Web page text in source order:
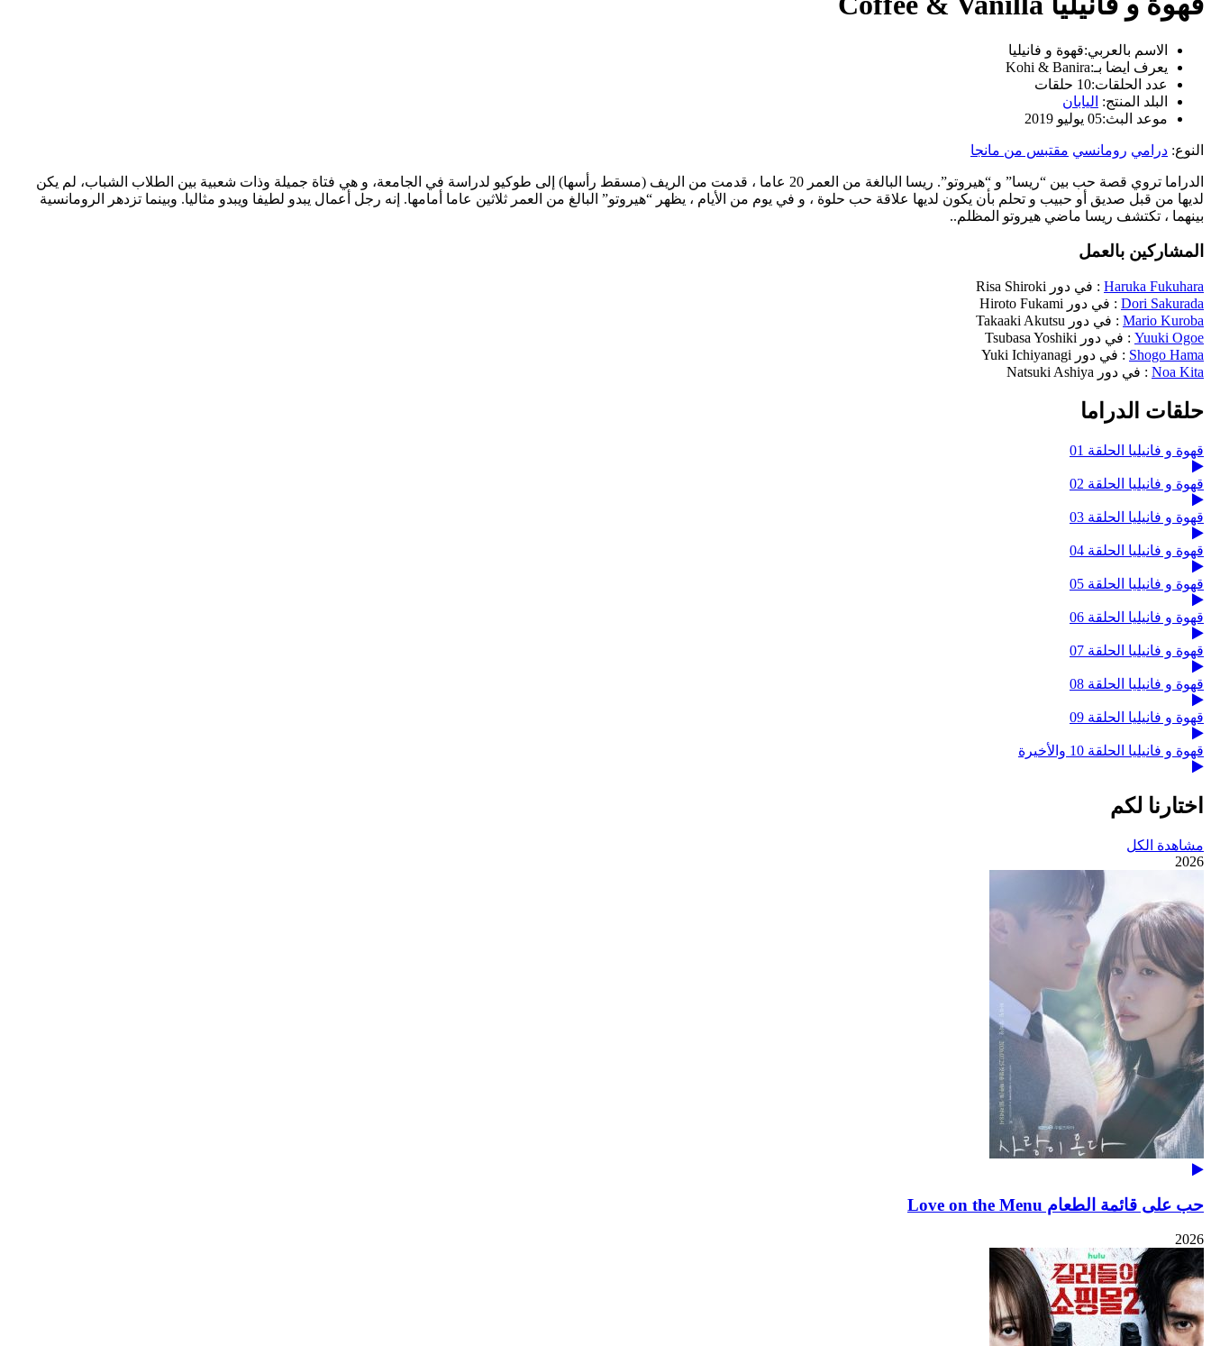
الاسم بالعربي:قهوة و فانيليا
يعرف ايضا بـ:Kohi & Banira
عدد الحلقات:10 حلقات
البلد المنتج: اليابان
موعد البث:05 يوليو 2019
النوع: درامي رومانسي مقتبس من مانجا
الدراما تروي قصة حب بين “ريسا” و “هيروتو”. ريسا البالغة من العمر 20 عاما ، قدمت من الريف (مسقط رأسها) إلى طوكيو لدراسة في الجامعة، و هي فتاة جميلة وذات شعبية بين الطلاب الشباب، لم يكن
لديها من قبل صديق أو حبيب و تحلم بأن يكون لديها علاقة حب حلوة ، و في يوم من الأيام ، يظهر “هيروتو” البالغ من العمر ثلاثين عاما أمامها. إنه رجل أعمال يبدو لطيفا ويبدو مثاليا. وبينما تزدهر الرومانسية
بينهما ، تكتشف ريسا ماضي هيروتو المظلم..
المشاركين بالعمل
Haruka Fukuhara : في دور Risa Shiroki
Dori Sakurada : في دور Hiroto Fukami
Mario Kuroba : في دور Takaaki Akutsu
Yuuki Ogoe : في دور Tsubasa Yoshiki
Shogo Hama : في دور Yuki Ichiyanagi
Noa Kita : في دور Natsuki Ashiya
حلقات الدراما
قهوة و فانيليا الحلقة 01
قهوة و فانيليا الحلقة 02
قهوة و فانيليا الحلقة 03
قهوة و فانيليا الحلقة 04
قهوة و فانيليا الحلقة 05
قهوة و فانيليا الحلقة 06
قهوة و فانيليا الحلقة 07
قهوة و فانيليا الحلقة 08
قهوة و فانيليا الحلقة 09
قهوة و فانيليا الحلقة 10 والأخيرة
اختارنا لكم
مشاهدة الكل
2026
حب على قائمة الطعام Love on the Menu
2026